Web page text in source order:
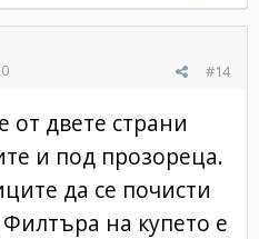
#14
двете страни
и под прозореца.
да се почисти
на купето е